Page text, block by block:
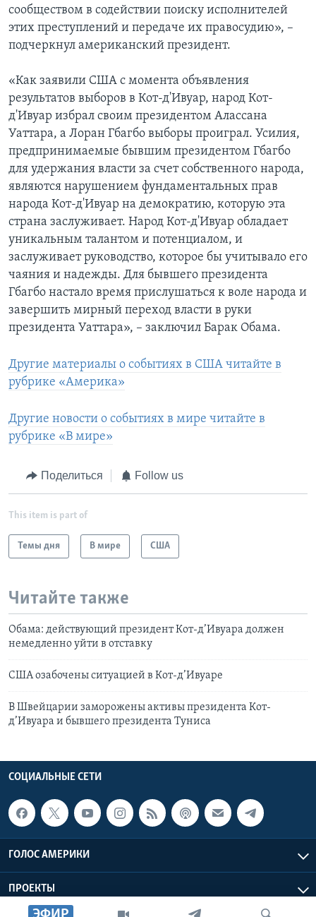
сообществом в содействии поиску исполнителей
этих преступлений и передаче их правосудию», –
подчеркнул американский президент.
«Как заявили США с момента объявления
результатов выборов в Кот-д'Ивуар, народ Кот-
д'Ивуар избрал своим президентом Алассана
Уаттара, а Лоран Гбагбо выборы проиграл. Усилия,
предпринимаемые бывшим президентом Гбагбо
для удержания власти за счет собственного народа,
являются нарушением фундаментальных прав
народа Кот-д'Ивуар на демократию, которую эта
страна заслуживает. Народ Кот-д'Ивуар обладает
уникальным талантом и потенциалом, и
заслуживает руководство, которое бы учитывало его
чаяния и надежды. Для бывшего президента
Гбагбо настало время прислушаться к воле народа и
завершить мирный переход власти в руки
президента Уаттара», – заключил Барак Обама.
Другие материалы о событиях в США читайте в
рубрике «Америка»
Другие новости о событиях в мире читайте в
рубрике «В мире»
Поделиться Follow us
This item is part of
Темы дня В мире США
Читайте также
Обама: действующий президент Кот-д’Ивуара должен
немедленно уйти в отставку
США озабочены ситуацией в Кот-д’Ивуаре
В Швейцарии заморожены активы президента Кот-
д’Ивуара и бывшего президента Туниса
СОЦИАЛЬНЫЕ СЕТИ
ГОЛОС АМЕРИКИ
ПРОЕКТЫ